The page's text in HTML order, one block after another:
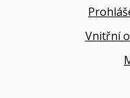
Vnitřní